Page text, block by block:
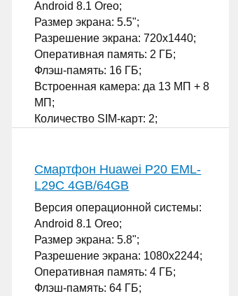
Android 8.1 Oreo;
Размер экрана: 5.5";
Разрешение экрана: 720x1440;
Оперативная память: 2 ГБ;
Флэш-память: 16 ГБ;
Встроенная камера: да 13 МП + 8
МП;
Количество SIM-карт: 2;
Смартфон Huawei P20 EML-
L29C 4GB/64GB
Версия операционной системы:
Android 8.1 Oreo;
Размер экрана: 5.8";
Разрешение экрана: 1080x2244;
Оперативная память: 4 ГБ;
Флэш-память: 64 ГБ;